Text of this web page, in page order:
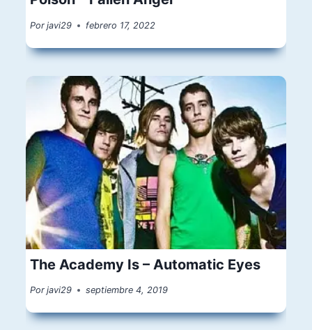
Por javi29 febrero 17, 2022
The Academy Is – Automatic Eyes
Por javi29 septiembre 4, 2019